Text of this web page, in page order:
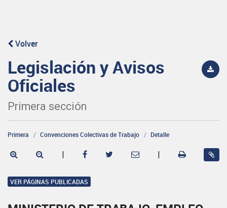
Volver
Legislación y Avisos
Oficiales
Primera sección
Primera Convenciones Colectivas de Trabajo Detalle
| |
VER PÁGINAS PUBLICADAS